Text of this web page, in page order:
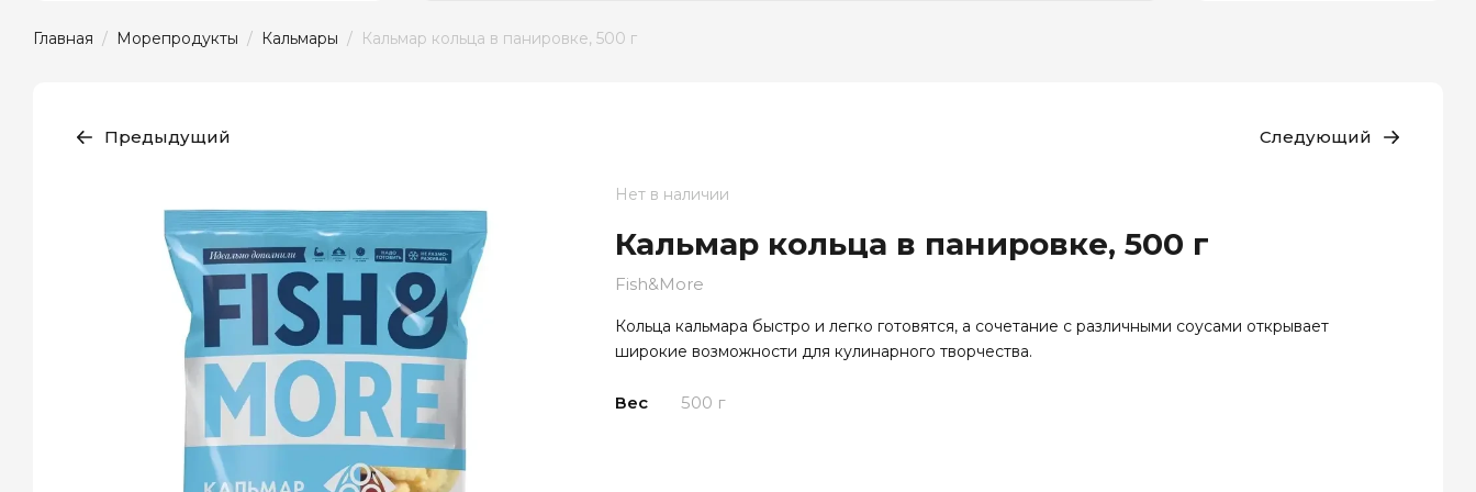
Главная / Морепродукты / Кальмары /  Кальмар кольца в панировке, 500 г
Предыдущий Следующий
Нет в наличии
Кальмар кольца в панировке, 500 г
Fish&More
Кольца кальмара быстро и легко готовятся, а сочетание с различными соусами открывает
широкие возможности для кулинарного творчества.
Вес 500 г